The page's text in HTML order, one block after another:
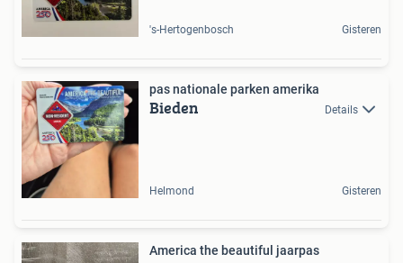
's-Hertogenbosch Gisteren
pas nationale parken amerika
Bieden Details
Helmond Gisteren
America the beautiful jaarpas